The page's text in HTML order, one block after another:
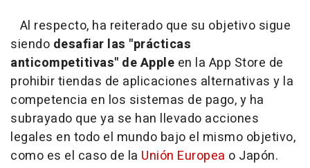
Al respecto, ha reiterado que su objetivo sigue
siendo desafiar las "prácticas
anticompetitivas" de Apple en la App Store de
prohibir tiendas de aplicaciones alternativas y la
competencia en los sistemas de pago, y ha
subrayado que ya se han llevado acciones
legales en todo el mundo bajo el mismo objetivo,
como es el caso de la Unión Europea o Japón.